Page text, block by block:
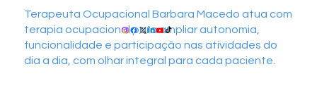
Terapeuta Ocupacional Barbara Macedo atua com
terapia ocupacional para ampliar autonomia,
funcionalidade e participação nas atividades do
dia a dia, com olhar integral para cada paciente.